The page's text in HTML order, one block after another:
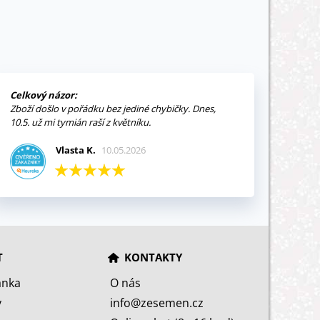
Celkový názor:
Zboží došlo v pořádku bez jediné chybičky. Dnes,
10.5. už mi tymián raší z květníku.
Vlasta K. 10.05.2026
KONTAKTY
O nás
info@zesemen.cz